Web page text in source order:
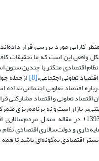
کارایی مورد بررسی قرار
واقعی این است که ما تحقیقات
نظام اقتصادی متکثر با چندین
تعاونی اجتماعی،[8] از‌جمله
اقتصاد تعاونی اجتماعی
اقتصاد تعاونی و اقتصاد مشارکتی
بازار است و نه برنامه‌ریزی
سازمان‌دهی می‌شوند. یوسفی (1393)
و دولت‌سالاری اقتصادی
اقتصادی به‌گونه‌ای باشد تا